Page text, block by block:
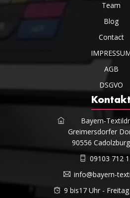
Team
Blog
Contact
AGB
DSGVO
Kontakt
Bayern-
Greimersdorfer
90556
09103 712
info@bayern-
9 bis17 Uhr -